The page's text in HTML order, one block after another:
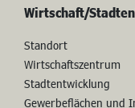
Stadtrecht
Wirtschaft/
Standort
Wirtschaftszentrum